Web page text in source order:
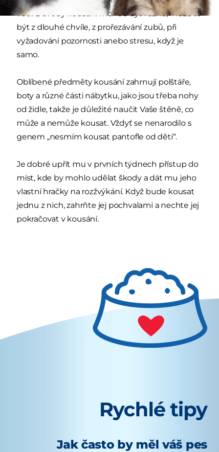
věcí. Důvody kousání mohou být různé, může to
být z dlouhé chvíle, z prořezávání zubů, při
vyžadování pozornosti anebo stresu, když je
samo.
Oblíbené předměty kousání zahrnují polštáře,
boty a různé části nábytku, jako jsou třeba nohy
od židle, takže je důležité naučit Vaše štěně, co
může a nemůže kousat. Vždyť se nenarodilo s
genem „nesmím kousat pantofle od dětí“.
Je dobré upřít mu v prvních týdnech přístup do
míst, kde by mohlo udělat škody a dát mu jeho
vlastní hračky na rozžvýkání. Když bude kousat
jednu z nich, zahrňte jej pochvalami a nechte jej
pokračovat v kousání.
Rychlé tipy
Jak často by měl váš pes